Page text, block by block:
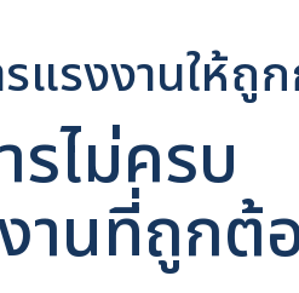
แรงงานให้ถู
รไม่ครบ
านที่ถูก